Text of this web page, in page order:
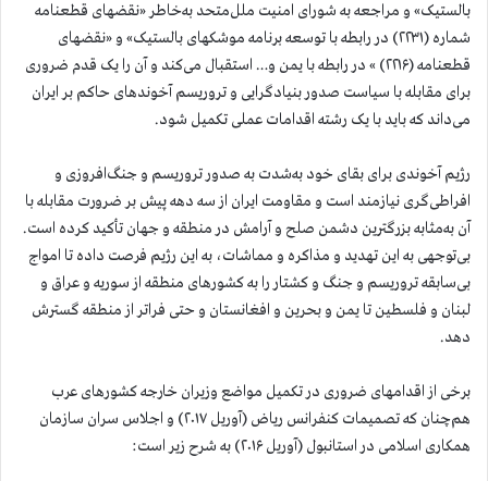
بالستیک» و مراجعه به شورای امنیت ملل‌متحد به‌خاطر «نقضهای قطعنامه
شماره (۲۲۳۱) در رابطه با توسعه برنامه موشکهای بالستیک» و «نقضهای
قطعنامه (۲۲۱۶) » در رابطه با یمن و… استقبال می‌کند و آن را یک قدم ضروری
برای مقابله با سیاست صدور بنیادگرایی و تروریسم آخوندهای حاکم بر ایران
می‌داند که باید با یک رشته اقدامات عملی تکمیل شود.
رژیم آخوندی برای بقای خود به‌شدت به صدور تروریسم و جنگ‌افروزی و
افراطی‌گری نیازمند است و مقاومت ایران از سه دهه پیش بر ضرورت مقابله با
آن به‌مثابه بزرگترین دشمن صلح و آرامش در منطقه و جهان تأکید کرده است.
بی‌توجهی به این تهدید و مذاکره و مماشات، به این رژیم فرصت داده تا امواج
بی‌سابقه تروریسم و جنگ و کشتار را به کشورهای منطقه از سوریه و عراق و
لبنان و فلسطین تا یمن و بحرین و افغانستان و حتی فراتر از منطقه گسترش
دهد.
برخی از اقدامهای ضروری در تکمیل مواضع وزیران خارجه کشورهای عرب
هم‌چنان که تصمیمات کنفرانس ریاض (آوریل ۲۰۱۷) و اجلاس سران سازمان
همکاری اسلامی در استانبول (آوریل ۲۰۱۶) به شرح زیر است: